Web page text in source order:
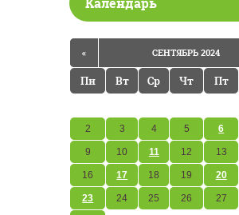
« СЕНТЯБРЬ 2024
Пн Вт Ср Чт Пт
2 3 4 5 6
9 10 11 12 13
16 17 18 19 20
23 24 25 26 27